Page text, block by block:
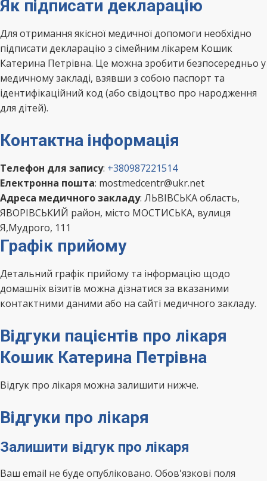
Як підписати декларацію
Для отримання якісної медичної допомоги необхідно
підписати декларацію з сімейним лікарем Кошик
Катерина Петрівна. Це можна зробити безпосередньо у
медичному закладі, взявши з собою паспорт та
ідентифікаційний код (або свідоцтво про народження
для дітей).
Контактна інформація
Телефон для запису: +380987221514
Електронна пошта: mostmedcentr@ukr.net
Адреса медичного закладу: ЛЬВІВСЬКА область,
ЯВОРІВСЬКИЙ район, місто МОСТИСЬКА, вулиця
Я,Мудрого, 111
Графік прийому
Детальний графік прийому та інформацію щодо
домашніх візитів можна дізнатися за вказаними
контактними даними або на сайті медичного закладу.
Відгуки пацієнтів про лікаря
Кошик Катерина Петрівна
Відгук про лікаря можна залишити нижче.
Відгуки про лікаря
Залишити відгук про лікаря
Ваш email не буде опубліковано. Обов'язкові поля